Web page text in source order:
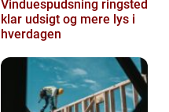
Vinduespudsning ringsted
klar udsigt og mere lys i
hverdagen